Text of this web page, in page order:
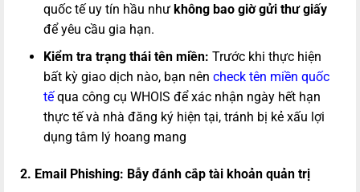
quốc tế uy tín hầu như không bao giờ gửi thư giấy
để yêu cầu gia hạn.
Kiểm tra trạng thái tên miền: Trước khi thực hiện
bất kỳ giao dịch nào, bạn nên check tên miền quốc
tế qua công cụ WHOIS để xác nhận ngày hết hạn
thực tế và nhà đăng ký hiện tại, tránh bị kẻ xấu lợi
dụng tâm lý hoang mang
2. Email Phishing: Bẫy đánh cắp tài khoản quản trị